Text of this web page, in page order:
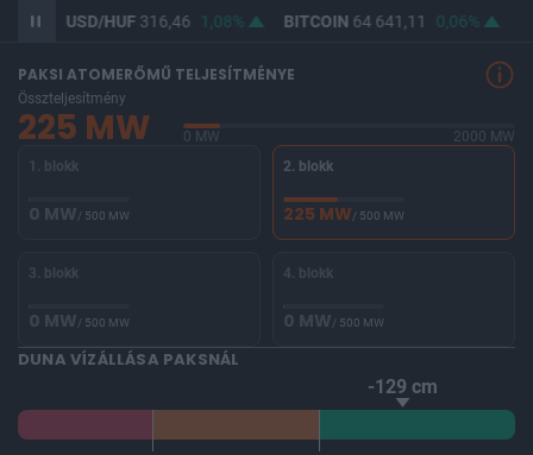
USD/HUF316,46 1,08% BITCOIN64 641,11 0,06%
PAKSI ATOMERŐMŰ TELJESÍTMÉNYE
Összteljesítmény
225 MW 0 MW
2000 MW
1. blokk
0 MW/ 500 MW
2. blokk
225 MW/ 500 MW
3. blokk
0 MW/ 500 MW
4. blokk
0 MW/ 500 MW
DUNA VÍZÁLLÁSA PAKSNÁL
-129 cm